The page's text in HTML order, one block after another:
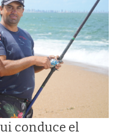
conduce el